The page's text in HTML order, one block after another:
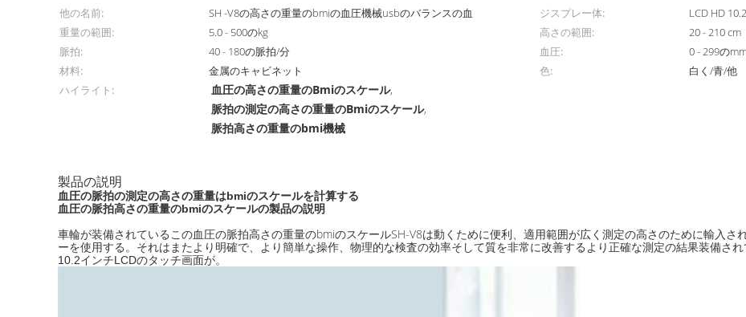
他の名前: SH -V8の高さの重量のbmiの血圧機械usbのバランスの血 ジスプレー体:
LCD HD
重量の範囲:
5.0 - 500のkg 高さの範囲:
20 - 210 cm
脈拍:
40 - 180の脈拍/分 血圧:
0 - 299の
材料:
金属のキャビネット 色:
白く/青/他
ハイライト:
血圧の高さの重量のBmiのスケール,
脈拍の測定の高さの重量のBmiのスケール,
脈拍高さの重量のbmi機械
製品の説明
血圧の脈拍の測定の高さの重量はbmiのスケールを計算する
血圧の脈拍高さの重量のbmiのスケールの製品の説明
車輪が装備されている この血圧の脈拍高さの重量のbmiのスケールSH-V8は動くために便利、適用範囲が広く測定の高さのために輸入
ーを使用する。
それはまたより明確で、より簡単な操作、物理的な検査の効率そして質を非常に改善するより正確な測定の結果装備さ
10.2インチLCDのタッチ画面が。